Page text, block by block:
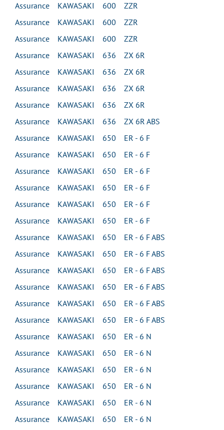
Assurance KAWASAKI 600 ZZR
Assurance KAWASAKI 600 ZZR
Assurance KAWASAKI 600 ZZR
Assurance KAWASAKI 636 ZX 6R
Assurance KAWASAKI 636 ZX 6R
Assurance KAWASAKI 636 ZX 6R
Assurance KAWASAKI 636 ZX 6R
Assurance KAWASAKI 636 ZX 6R ABS
Assurance KAWASAKI 650 ER - 6 F
Assurance KAWASAKI 650 ER - 6 F
Assurance KAWASAKI 650 ER - 6 F
Assurance KAWASAKI 650 ER - 6 F
Assurance KAWASAKI 650 ER - 6 F
Assurance KAWASAKI 650 ER - 6 F
Assurance KAWASAKI 650 ER - 6 F ABS
Assurance KAWASAKI 650 ER - 6 F ABS
Assurance KAWASAKI 650 ER - 6 F ABS
Assurance KAWASAKI 650 ER - 6 F ABS
Assurance KAWASAKI 650 ER - 6 F ABS
Assurance KAWASAKI 650 ER - 6 F ABS
Assurance KAWASAKI 650 ER - 6 N
Assurance KAWASAKI 650 ER - 6 N
Assurance KAWASAKI 650 ER - 6 N
Assurance KAWASAKI 650 ER - 6 N
Assurance KAWASAKI 650 ER - 6 N
Assurance KAWASAKI 650 ER - 6 N